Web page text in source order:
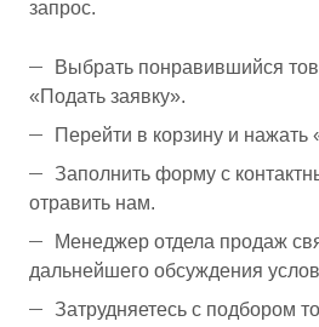
запрос.
Выбрать понравившийся
«Подать заявку».
Перейти в корзину и
Заполнить форму с
отравить нам.
Менеджер отдела продаж
дальнейшего обсуждения
Затрудняетесь с подбором